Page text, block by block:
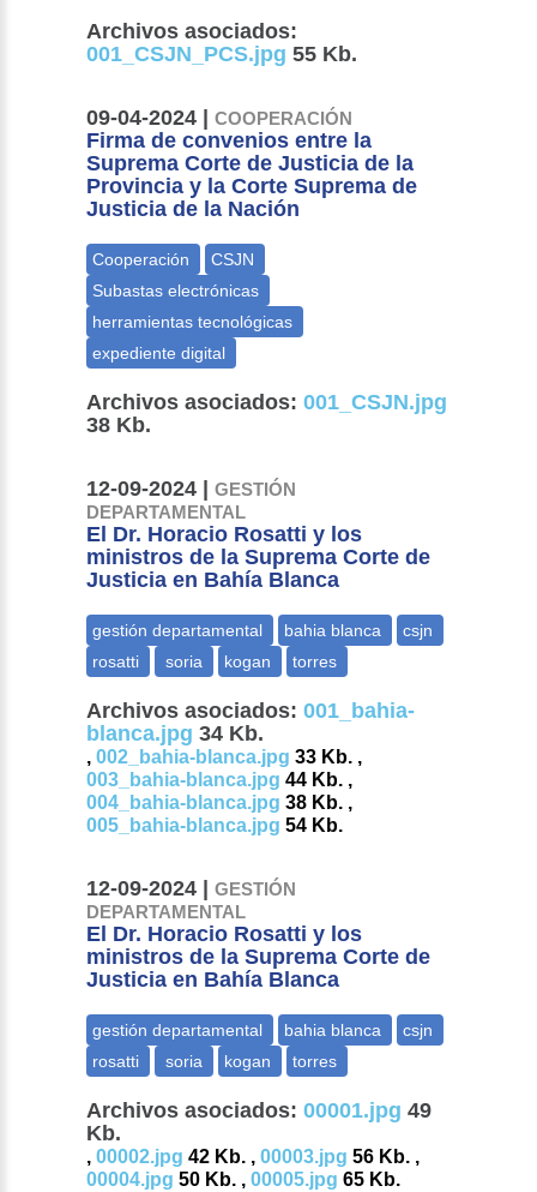
Archivos asociados:
001_CSJN_PCS.jpg 55 Kb.
09-04-2024 |COOPERACIÓN
Firma de convenios entre la
Suprema Corte de Justicia de la
Provincia y la Corte Suprema de
Justicia de la Nación
Archivos asociados: 001_CSJN.jpg
38 Kb.
12-09-2024 |GESTIÓN
DEPARTAMENTAL
El Dr. Horacio Rosatti y los
ministros de la Suprema Corte de
Justicia en Bahía Blanca
Archivos asociados: 001_bahia-
blanca.jpg 34 Kb.
,002_bahia-blanca.jpg 33 Kb. ,
003_bahia-blanca.jpg 44 Kb. ,
004_bahia-blanca.jpg 38 Kb. ,
005_bahia-blanca.jpg 54 Kb.
12-09-2024 |GESTIÓN
DEPARTAMENTAL
El Dr. Horacio Rosatti y los
ministros de la Suprema Corte de
Justicia en Bahía Blanca
Archivos asociados: 00001.jpg 49
Kb.
,00002.jpg 42 Kb. ,00003.jpg 56 Kb. ,
00004.jpg 50 Kb. ,00005.jpg 65 Kb.